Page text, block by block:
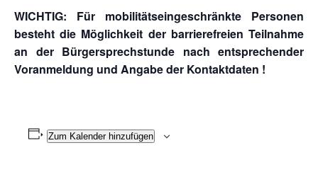
WICHTIG: Für mobilitätseingeschränkte Personen
besteht die Möglichkeit der barrierefreien Teilnahme
an der Bürgersprechstunde nach entsprechender
Voranmeldung und Angabe der Kontaktdaten !
Zum Kalender hinzufügen